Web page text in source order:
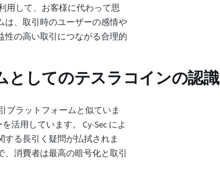
用して、お客様に代わって思
は、取引時のユーザーの感情や
性の高い取引につながる合理的
としてのテスラコインの認識
プラットフォームと似ていま
活用しています。 Cy-Sec によ
る長引く疑問が払拭されま
消費者は最高の暗号化と取引